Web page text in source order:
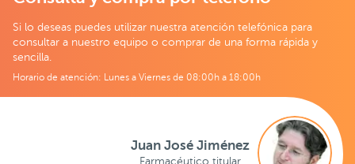
Si lo deseas puedes utilizar nuestra atención telefónica para
consultar a nuestro equipo o comprar de una forma rápida y
sencilla.
Horario de atención: Lunes a Viernes de 08:00h a 18:00h
Juan José Jiménez
Farmacéutico titular